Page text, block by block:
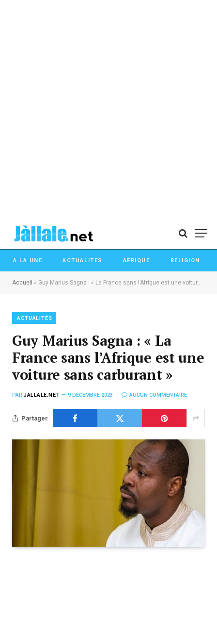
A LA UNE ACTUALITES AFRIQUE RELIGION
Accueil » Guy Marius Sagna : « La France sans l’Afrique est une voiture sans carburant »
ACTUALITÉS
Guy Marius Sagna : « La
France sans l’Afrique est une
voiture sans carburant »
PAR JALLALE.NET 9 DÉCEMBRE 2023 AUCUN COMMENTAIRE
Partager